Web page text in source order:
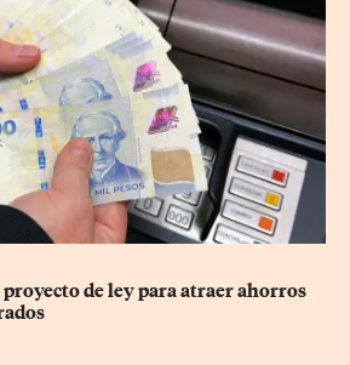
de ley para atraer ahorros